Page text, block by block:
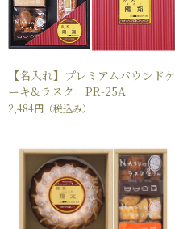
【名入れ】プレミアムパウンドケ
ーキ&ラスク PR-25A
2,484円 （税込み）